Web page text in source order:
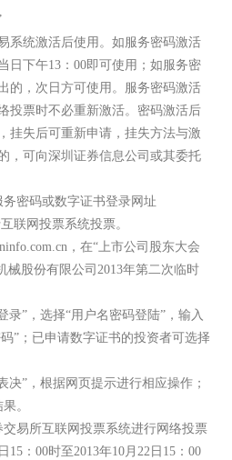
统激活后使用。如服务密码激活
日下午13：00即可使用；如服务密
的，次日方可使用。服务密码激活
投票时不必重新激活。密码激活后
挂失后可重新申请，挂失方法与激
，可向深圳证券信息公司或其委托
密码或数字证书登录网址
联网投票系统投票。
，在“上市公司股东大会
械股份有限公司2013年第二次临时
”，选择“用户名密码登陆”，输入
”；已申请数字证书的投资者可选择
”，根据网页提示进行相应操作；
。
易所互联网投票系统进行网络投票
15：00时至2013年10月22日15：00